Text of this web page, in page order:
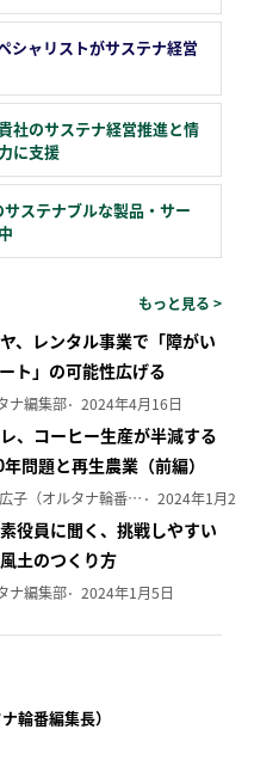
シャリストがサステナ経営
社のサステナ経営推進と情
に支援
ステナブルな製品・サー
もっと見る >
、レンタル事業で「障がい
ト」の可能性広げる
ナ編集部 2024年4月16日
、コーヒー生産が半減する
問題と再生農業（前編）
吉田 広子（オルタナ輪番編集長） 2024年1月29日
役員に聞く、挑戦しやすい
土のつくり方
ナ編集部 2024年1月5日
輪番編集長）